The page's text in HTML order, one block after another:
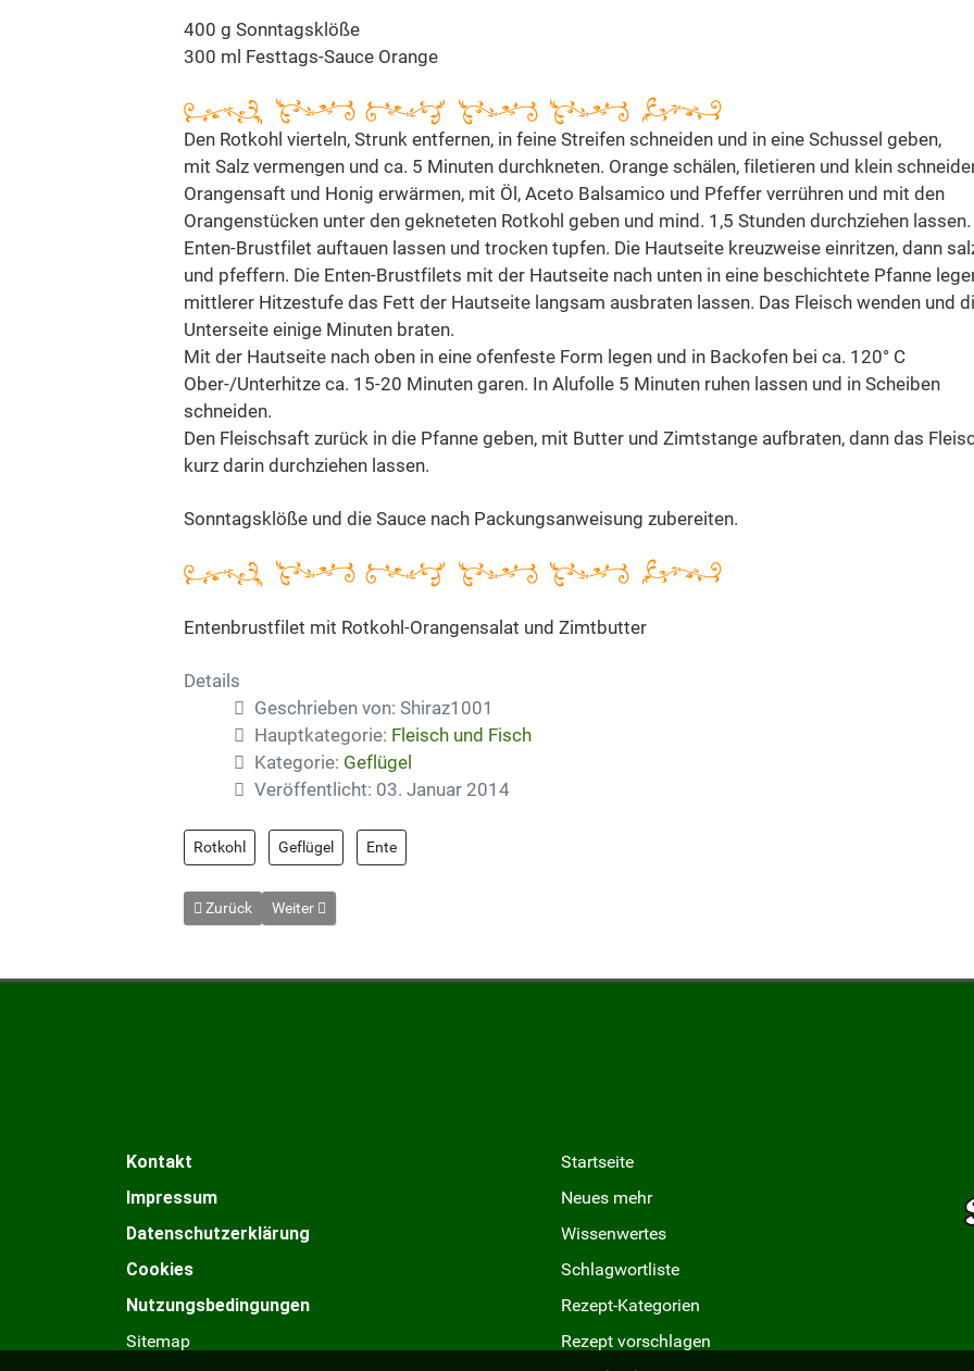
400 g Sonntagsklöße
300 ml Festtags-Sauce Orange
Den Rotkohl vierteln, Strunk entfernen, in feine Streifen schneiden und in eine Schussel geben,
mit Salz vermengen und ca. 5 Minuten durchkneten. Orange schälen, filetieren und klein
Orangensaft und Honig erwärmen, mit Öl, Aceto Balsamico und Pfeffer verrühren und mit den
Orangenstücken unter den gekneteten Rotkohl geben und mind. 1,5 Stunden durchziehen lassen.
Enten-Brustfilet auftauen lassen und trocken tupfen. Die Hautseite kreuzweise einritzen, dann
und pfeffern. Die Enten-Brustfilets mit der Hautseite nach unten in eine beschichtete Pfanne
mittlerer Hitzestufe das Fett der Hautseite langsam ausbraten lassen. Das Fleisch wenden und
Unterseite einige Minuten braten.
Mit der Hautseite nach oben in eine ofenfeste Form legen und in Backofen bei ca. 120° C
Ober-/Unterhitze ca. 15-20 Minuten garen. In Alufolle 5 Minuten ruhen lassen und in Scheiben
schneiden.
Den Fleischsaft zurück in die Pfanne geben, mit Butter und Zimtstange aufbraten, dann das
kurz darin durchziehen lassen.
Sonntagsklöße und die Sauce nach Packungsanweisung zubereiten.
Entenbrustfilet mit Rotkohl-Orangensalat und Zimtbutter
Details
Geschrieben von: Shiraz1001
Hauptkategorie: Fleisch und Fisch
Kategorie: Geflügel
Veröffentlicht: 03. Januar 2014
Rotkohl Geflügel Ente
Vorheriger Beitrag: Entenbrust mit Orangensauce
Zurück Nächster Beitrag: Entenkeule süß-sauer im Römertopf
Weiter
Kontakt
Impressum
Datenschutzerklärung
Cookies
Nutzungsbedingungen
Sitemap
Startseite
Neues mehr
Wissenwertes
Schlagwortliste
Rezept-Kategorien
Rezept vorschlagen